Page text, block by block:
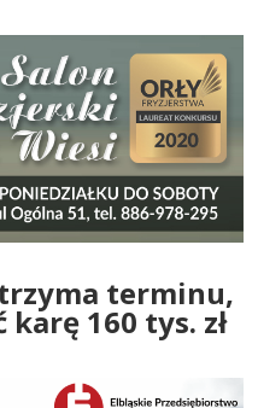
terminu,
karę 160 tys. zł